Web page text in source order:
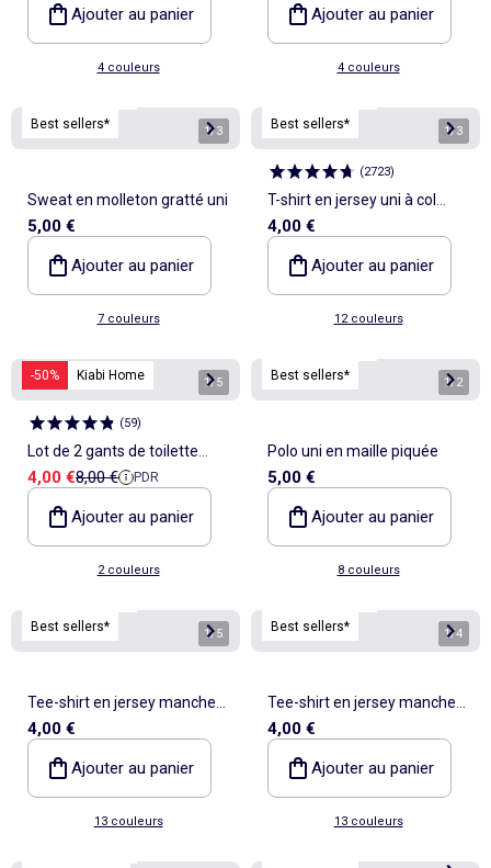
Ajouter au panier
4 couleurs
Ajouter au panier
4 couleurs
Best sellers*
1/3
Sweat en molleton gratté uni
5,00 €
Ajouter au panier
7 couleurs
Best sellers*
1/3
(2723)
T-shirt en jersey uni à col
rond pour homme
4,00 €
Ajouter au panier
12 couleurs
-50% Kiabi Home 1/5
(59)
Lot de 2 gants de toilette
enfant - Kiabi Home
Prix de vente
4,00 €Prix de référence
8,00 € PDR
Ajouter au panier
2 couleurs
Best sellers*
1/2
Polo uni en maille piquée
5,00 €
Ajouter au panier
8 couleurs
Best sellers*
1/5
Tee-shirt en jersey manches
courtes
4,00 €
Ajouter au panier
13 couleurs
Best sellers*
1/4
Tee-shirt en jersey manches
courtes
4,00 €
Ajouter au panier
13 couleurs
Personnalisable